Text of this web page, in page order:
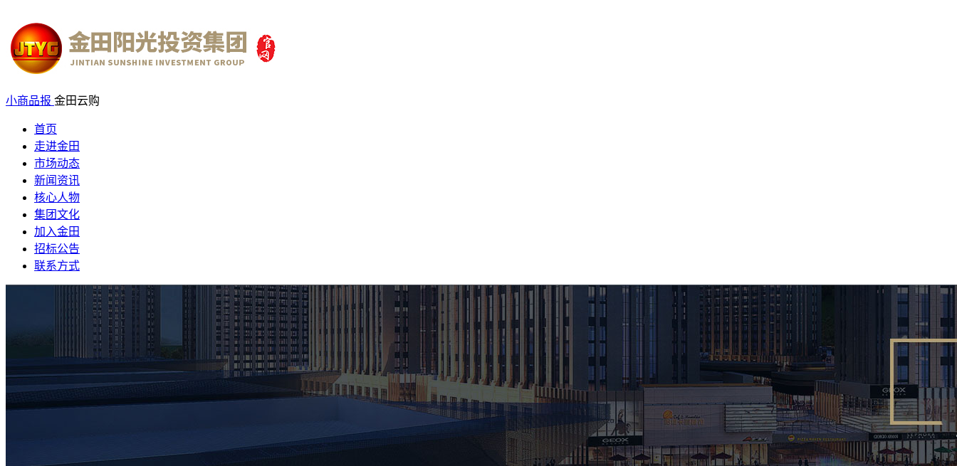
小商品报 金田云购
首页
走进金田
市场动态
新闻资讯
核心人物
集团文化
加入金田
招标公告
联系方式